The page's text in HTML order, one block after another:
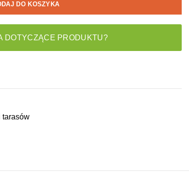
DO KOSZYKA
DOTYCZĄCE PRODUKTU?
tarasów